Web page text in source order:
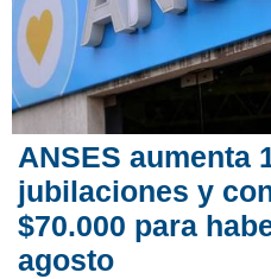
ANSES aumenta
jubilaciones y
$70.000 para
agosto